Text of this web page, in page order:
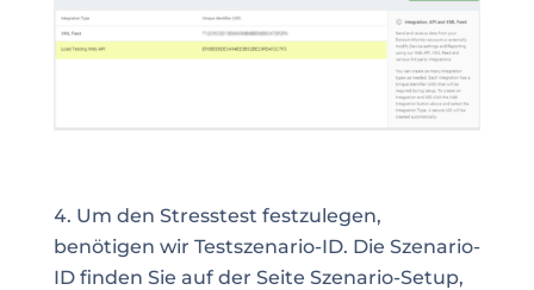
Um den Stresstest festzulegen,
benötigen wir Testszenario-ID. Die Szenario-
ID finden Sie auf der Seite Szenario-Setup,